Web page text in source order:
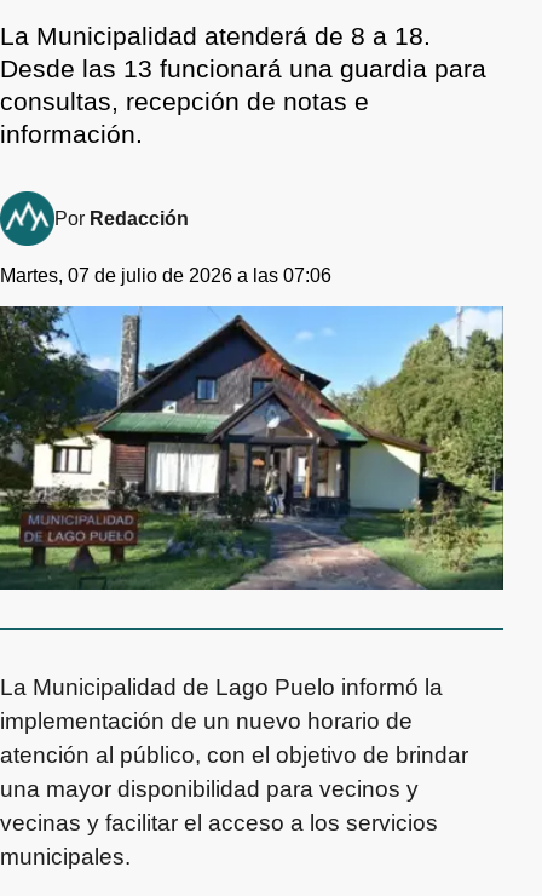
La Municipalidad atenderá de 8 a 18.
Desde las 13 funcionará una guardia para
consultas, recepción de notas e
información.
Por Redacción
Martes, 07 de julio de 2026 a las 07:06
La Municipalidad de Lago Puelo informó la
implementación de un nuevo horario de
atención al público, con el objetivo de brindar
una mayor disponibilidad para vecinos y
vecinas y facilitar el acceso a los servicios
municipales.